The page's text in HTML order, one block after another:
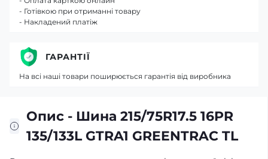
Опис - Шина 215/75R17.5 16PR
135/133L GTRA1 GREENTRAC TL
- Готівкою при отриманні товару
- Накладений платіж
ГАРАНТІЇ
На всі наші товари поширюється гарантія від виробника